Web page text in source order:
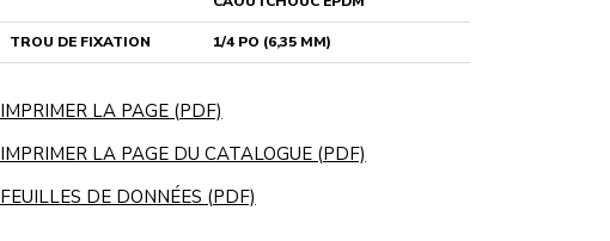
TROU DE FIXATION 1/4 PO (6,35 MM)
IMPRIMER LA PAGE (PDF)
IMPRIMER LA PAGE DU CATALOGUE (PDF)
FEUILLES DE DONNÉES (PDF)